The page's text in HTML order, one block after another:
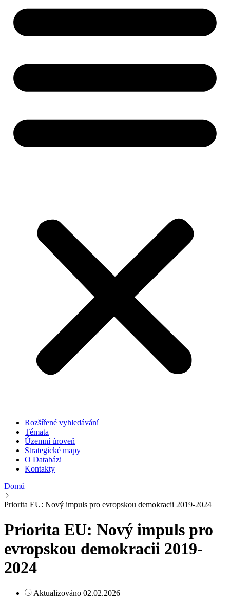
Rozšířené vyhledávání
Témata
Územní úroveň
Strategické mapy
O Databázi
Kontakty
Domů
Priorita EU: Nový impuls pro evropskou demokracii 2019-2024
Priorita EU: Nový impuls pro
evropskou demokracii 2019-
2024
Aktualizováno 02.02.2026